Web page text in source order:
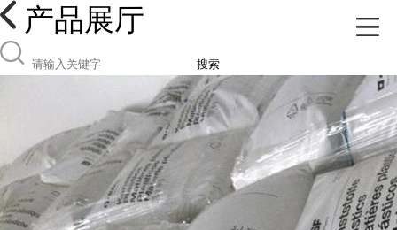
产品展厅
搜索